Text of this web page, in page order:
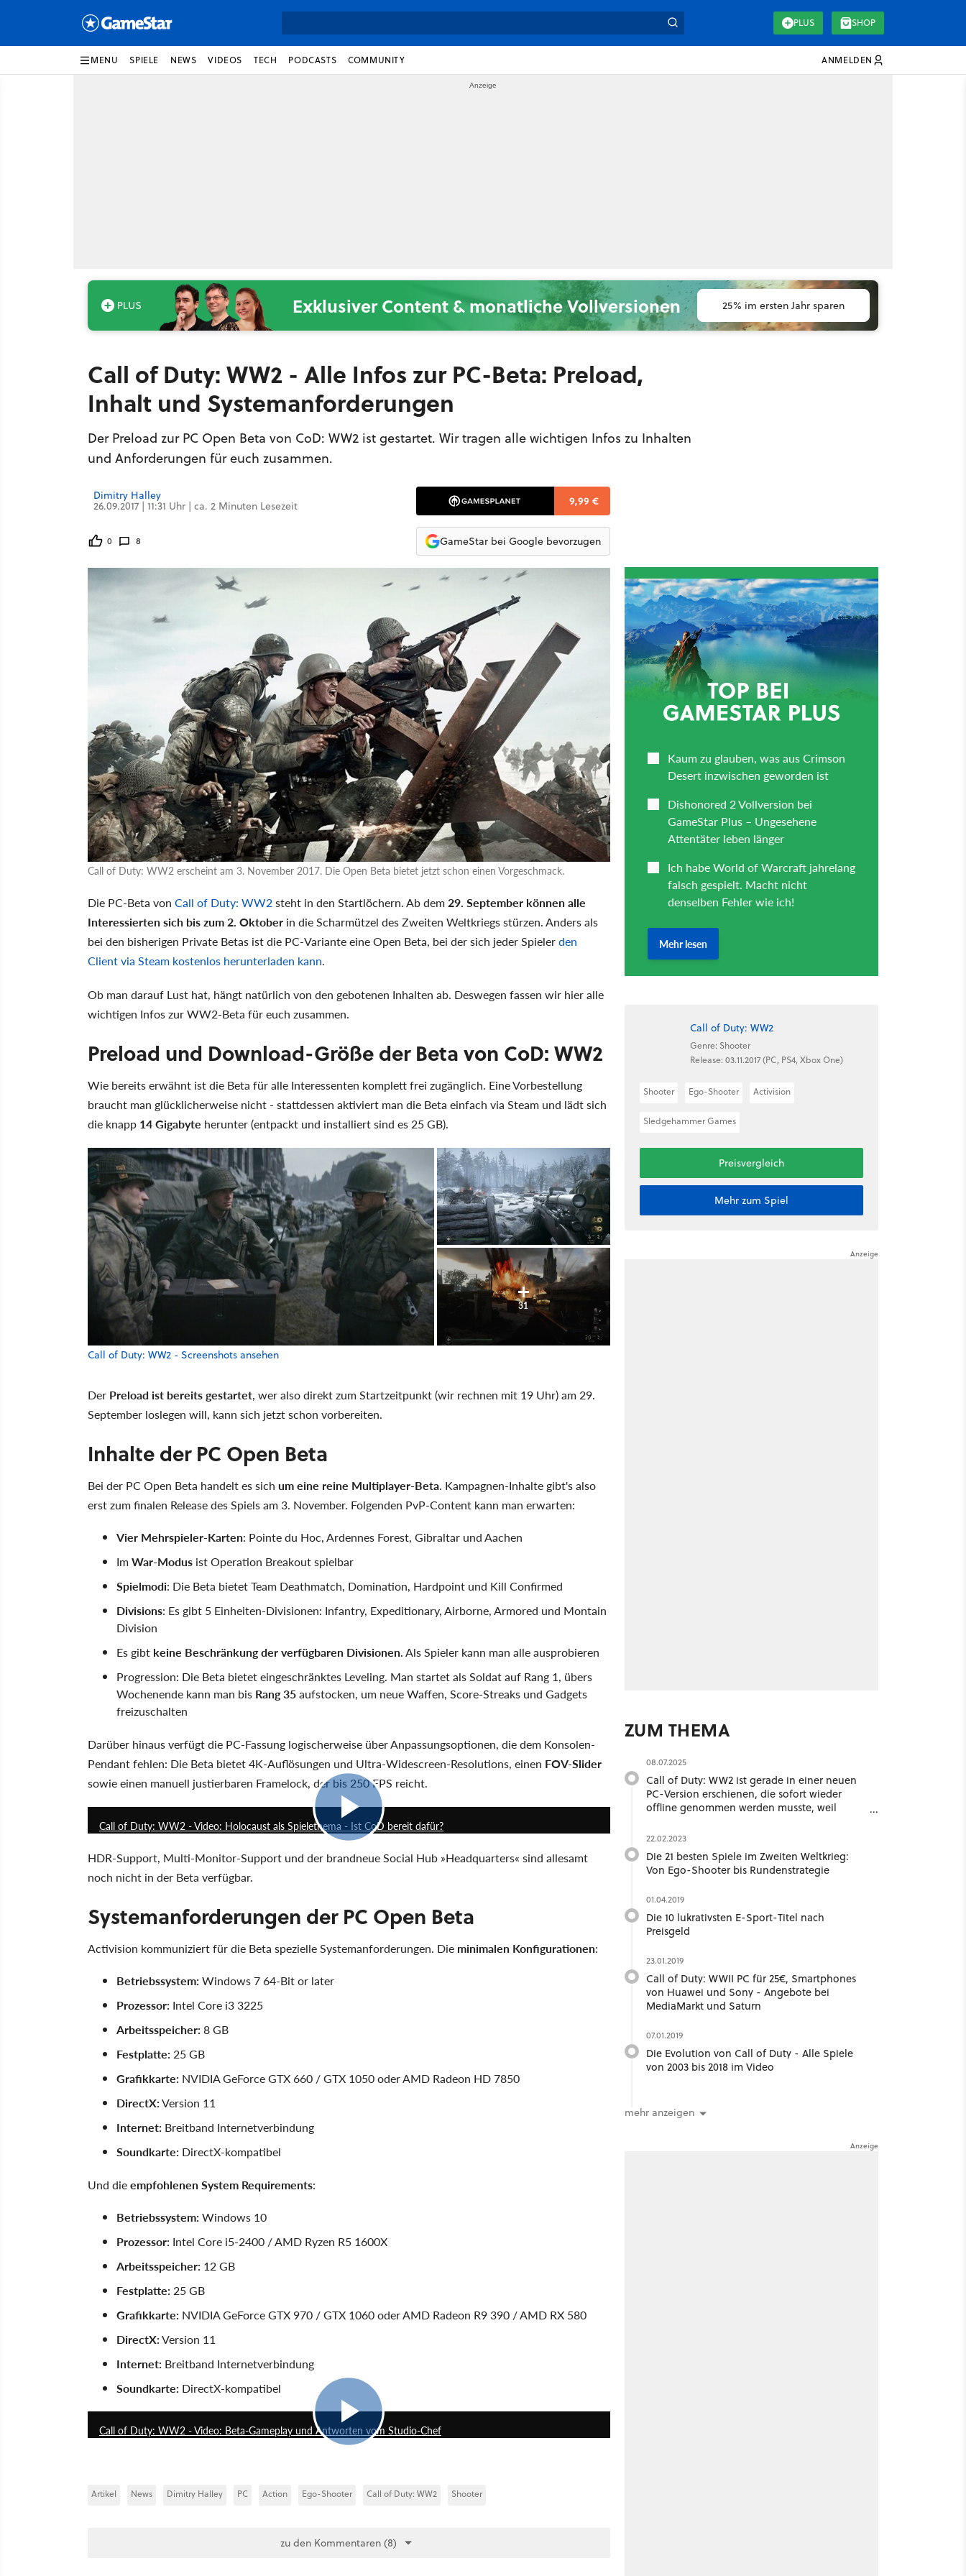
PLUS SHOP
MENU SPIELE NEWS VIDEOS TECH PODCASTS COMMUNITY ANMELDEN
Exklusiver Content & monatliche Vollversionen 25% im ersten Jahr sparen
Call of Duty: WW2 - Alle Infos zur PC-Beta: Preload,
Inhalt und Systemanforderungen
Der Preload zur PC Open Beta von CoD: WW2 ist gestartet. Wir tragen alle wichtigen Infos zu Inhalten
und Anforderungen für euch zusammen.
Dimitry Halley
26.09.2017 | 11:31 Uhr | ca. 2 Minuten Lesezeit
0 8
9,99 €
GameStar bei Google bevorzugen
Call of Duty: WW2 erscheint am 3. November 2017. Die Open Beta bietet jetzt schon einen Vorgeschmack.
Die PC-Beta von Call of Duty: WW2steht in den Startlöchern. Ab dem29. September können alle
Interessierten sich bis zum 2. Oktober in die Scharmützel des Zweiten Weltkriegs stürzen. Anders als
bei den bisherigen Private Betas ist die PC-Variante eine Open Beta, bei der sich jeder Spielerden
Client via Steam kostenlos herunterladen kann.
Ob man darauf Lust hat, hängt natürlich von den gebotenen Inhalten ab. Deswegen fassen wir hier alle
wichtigen Infos zur WW2-Beta für euch zusammen.
Preload und Download-Größe der Beta von CoD: WW2
Wie bereits erwähnt ist die Beta für alle Interessenten komplett frei zugänglich. Eine Vorbestellung
braucht man glücklicherweise nicht - stattdessen aktiviert man die Beta einfach via Steam und lädt sich
die knapp 14 Gigabyte herunter (entpackt und installiert sind es 25 GB).
31
Call of Duty: WW2 - Screenshots ansehen
Der Preload ist bereits gestartet, wer also direkt zum Startzeitpunkt (wir rechnen mit 19 Uhr) am 29.
September loslegen will, kann sich jetzt schon vorbereiten.
Inhalte der PC Open Beta
Bei der PC Open Beta handelt es sich um eine reine Multiplayer-Beta. Kampagnen-Inhalte gibt's also
erst zum finalen Release des Spiels am 3. November. Folgenden PvP-Content kann man erwarten:
Vier Mehrspieler-Karten: Pointe du Hoc, Ardennes Forest, Gibraltar und Aachen
ImWar-Modus ist Operation Breakout spielbar
Spielmodi: Die Beta bietet Team Deathmatch, Domination, Hardpoint und Kill Confirmed
Divisions: Es gibt 5 Einheiten-Divisionen: Infantry, Expeditionary, Airborne, Armored und Montain
Division
Es gibt keine Beschränkung der verfügbaren Divisionen. Als Spieler kann man alle ausprobieren
Progression: Die Beta bietet eingeschränktes Leveling. Man startet als Soldat auf Rang 1, übers
Wochenende kann man bis Rang 35aufstocken, um neue Waffen, Score-Streaks und Gadgets
freizuschalten
Darüber hinaus verfügt die PC-Fassung logischerweise über Anpassungsoptionen, die dem Konsolen-
Pendant fehlen: Die Beta bietet 4K-Auflösungen und Ultra-Widescreen-Resolutions, einen FOV-Slider
sowie einen manuell justierbaren Framelock, der bis 250 FPS reicht.
Call of Duty: WW2 - Video: Holocaust als Spielethema - Ist CoD bereit dafür?
HDR-Support, Multi-Monitor-Support und der brandneue Social Hub »Headquarters« sind allesamt
noch nicht in der Beta verfügbar.
Systemanforderungen der PC Open Beta
Activision kommuniziert für die Beta spezielle Systemanforderungen. Die minimalen Konfigurationen:
Betriebssystem:Windows 7 64-Bit or later
Prozessor: Intel Core i3 3225
Arbeitsspeicher:8 GB
Festplatte:25 GB
Grafikkarte: NVIDIA GeForce GTX 660 / GTX 1050 oder AMD Radeon HD 7850
DirectX:Version 11
Internet: Breitband Internetverbindung
Soundkarte: DirectX-kompatibel
Und dieempfohlenen System Requirements:
Betriebssystem:Windows 10
Prozessor: Intel Core i5-2400 / AMD Ryzen R5 1600X
Arbeitsspeicher: 12 GB
Festplatte:25 GB
Grafikkarte: NVIDIA GeForce GTX 970 / GTX 1060 oder AMD Radeon R9 390 / AMD RX 580
DirectX:Version 11
Internet: Breitband Internetverbindung
Soundkarte: DirectX-kompatibel
Call of Duty: WW2 - Video: Beta-Gameplay und Antworten vom Studio-Chef
Artikel News Dimitry Halley PC Action Ego-Shooter Call of Duty: WW2 Shooter
zu den Kommentaren (8)
Call of Duty: WW2
Genre: Shooter
Release: 03.11.2017 (PC, PS4, Xbox One)
Shooter Ego-Shooter Activision
Sledgehammer Games
Preisvergleich
Mehr zum Spiel
ZUM THEMA
08.07.2025
Call of Duty: WW2 ist gerade in einer neuen
PC-Version erschienen, die sofort wieder
offline genommen werden musste, weil
22.02.2023
Die 21 besten Spiele im Zweiten Weltkrieg:
Von Ego-Shooter bis Rundenstrategie
01.04.2019
Die 10 lukrativsten E-Sport-Titel nach
Preisgeld
23.01.2019
Call of Duty: WWII PC für 25€, Smartphones
von Huawei und Sony - Angebote bei
MediaMarkt und Saturn
07.01.2019
Die Evolution von Call of Duty - Alle Spiele
von 2003 bis 2018 im Video
mehr anzeigen